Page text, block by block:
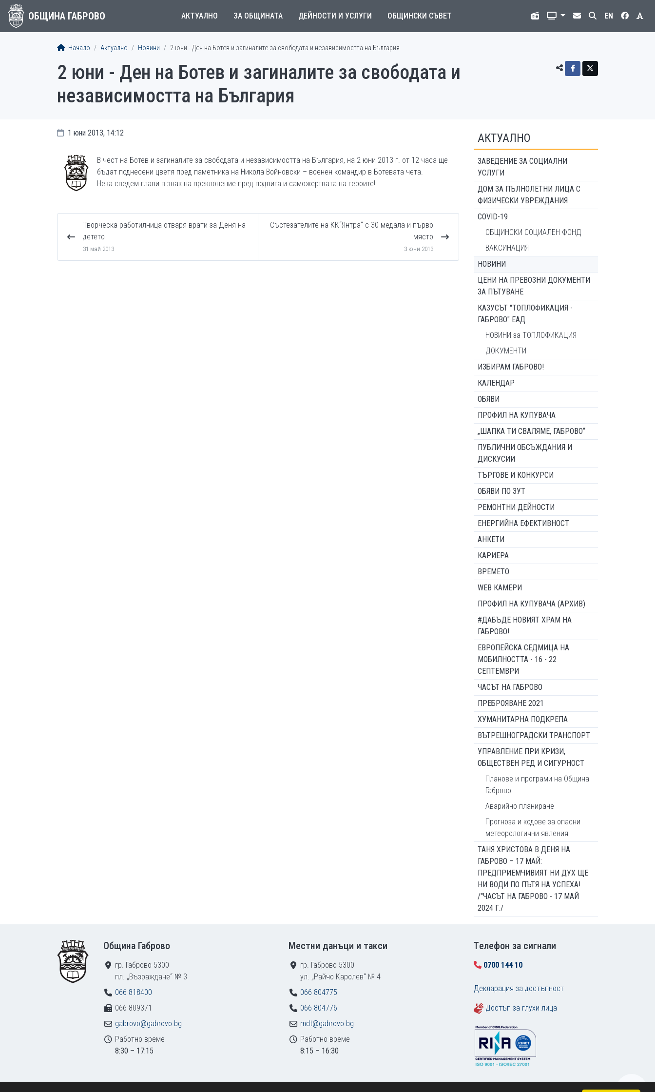
ОБЩИНА ГАБРОВО АКТУАЛНО ЗА ОБЩИНАТА ДЕЙНОСТИ И УСЛУГИ ОБЩИНСКИ СЪВЕТ EN
Начало Актуално Новини 2 юни - Ден на Ботев и загиналите за свободата и независимостта на България
2 юни - Ден на Ботев и загиналите за свободата и
независимостта на България
1 юни 2013, 14:12
В чест на Ботев и загиналите за свободата и независимостта на България, на 2 юни 2013 г. от 12 часа ще
бъдат поднесени цветя пред паметника на Никола Войновски – военен командир в Ботевата чета.
Нека сведем глави в знак на преклонение пред подвига и саможертвата на героите!
Творческа работилница отваря врати за Деня на
детето
31 май 2013
Състезателите на КК“Янтра“ с 30 медала и първо
място
3 юни 2013
АКТУАЛНО
ЗАВЕДЕНИЕ ЗА СОЦИАЛНИ
УСЛУГИ
ДОМ ЗА ПЪЛНОЛЕТНИ ЛИЦА С
ФИЗИЧЕСКИ УВРЕЖДАНИЯ
COVID-19
ОБЩИНСКИ СОЦИАЛЕН ФОНД
ВАКСИНАЦИЯ
НОВИНИ
ЦЕНИ НА ПРЕВОЗНИ ДОКУМЕНТИ
ЗА ПЪТУВАНЕ
КАЗУСЪТ "ТОПЛОФИКАЦИЯ -
ГАБРОВО" ЕАД
НОВИНИ за ТОПЛОФИКАЦИЯ
ДОКУМЕНТИ
ИЗБИРАМ ГАБРОВО!
КАЛЕНДАР
ОБЯВИ
ПРОФИЛ НА КУПУВАЧА
„ШАПКА ТИ СВАЛЯМЕ, ГАБРОВО“
ПУБЛИЧНИ ОБСЪЖДАНИЯ И
ДИСКУСИИ
ТЪРГОВЕ И КОНКУРСИ
ОБЯВИ ПО ЗУТ
РЕМОНТНИ ДЕЙНОСТИ
ЕНЕРГИЙНА ЕФЕКТИВНОСТ
АНКЕТИ
КАРИЕРА
ВРЕМЕТО
WEB КАМЕРИ
ПРОФИЛ НА КУПУВАЧА (АРХИВ)
#ДАБЪДЕ НОВИЯТ ХРАМ НА
ГАБРОВО!
ЕВРОПЕЙСКА СЕДМИЦА НА
МОБИЛНОСТТА - 16 - 22
СЕПТЕМВРИ
ЧАСЪТ НА ГАБРОВО
ПРЕБРОЯВАНЕ 2021
ХУМАНИТАРНА ПОДКРЕПА
ВЪТРЕШНОГРАДСКИ ТРАНСПОРТ
УПРАВЛЕНИЕ ПРИ КРИЗИ,
ОБЩЕСТВЕН РЕД И СИГУРНОСТ
Планове и програми на Община
Габрово
Аварийно планиране
Прогноза и кодове за опасни
метеорологични явления
ТАНЯ ХРИСТОВА В ДЕНЯ НА
ГАБРОВО – 17 МАЙ:
ПРЕДПРИЕМЧИВИЯТ НИ ДУХ ЩЕ
НИ ВОДИ ПО ПЪТЯ НА УСПЕХА!
/"ЧАСЪТ НА ГАБРОВО - 17 МАЙ
2024 Г./
Община Габрово
гр. Габрово 5300
пл. „Възраждане“ № 3
066 818400
066 809371
gabrovo@gabrovo.bg
Работно време
8:30 – 17:15
Местни данъци и такси
гр. Габрово 5300
ул. „Райчо Каролев“ № 4
066 804775
066 804776
mdt@gabrovo.bg
Работно време
8:15 – 16:30
Tелефон за сигнали
0700 144 10
Декларация за достъпност
Достъп за глухи лица